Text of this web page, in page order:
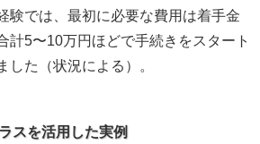
験では、最初に必要な費用は着手金
計5〜10万円ほどで手続きをスタート
した（状況による）。
スを活用した実例